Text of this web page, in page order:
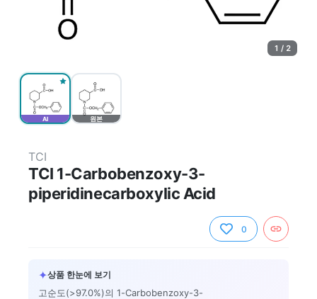
AI 원본
1 / 2
TCI
TCI 1-Carbobenzoxy-3-
piperidinecarboxylic Acid
0
✦상품 한눈에 보기
고순도(>97.0%)의 1-Carbobenzoxy-3-